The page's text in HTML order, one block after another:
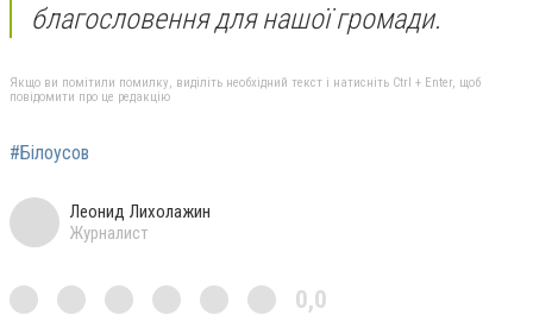
благословення для нашої громади.
Якщо ви помітили помилку, виділіть необхідний текст і натисніть Ctrl + Enter, щоб
повідомити про це редакцію
#Білоусов
Леонид Лихолажин
Журналист
0,0